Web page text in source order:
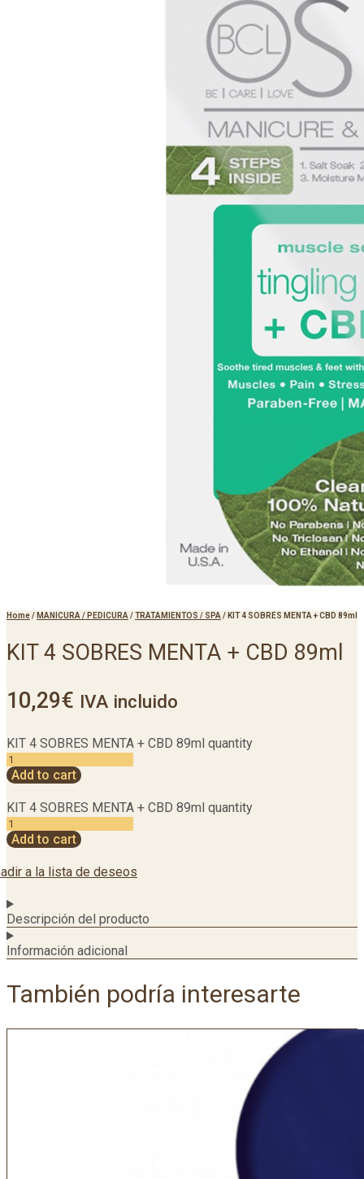
Home/ MANICURA / PEDICURA /TRATAMIENTOS / SPA / KIT 4 SOBRES MENTA + CBD 89ml
KIT 4 SOBRES MENTA + CBD 89ml
10,29€ IVA incluido
KIT 4 SOBRES MENTA + CBD 89ml quantity
Add to cart
KIT 4 SOBRES MENTA + CBD 89ml quantity
Add to cart
a la lista de deseos
Descripción del producto
Información adicional
También podría interesarte